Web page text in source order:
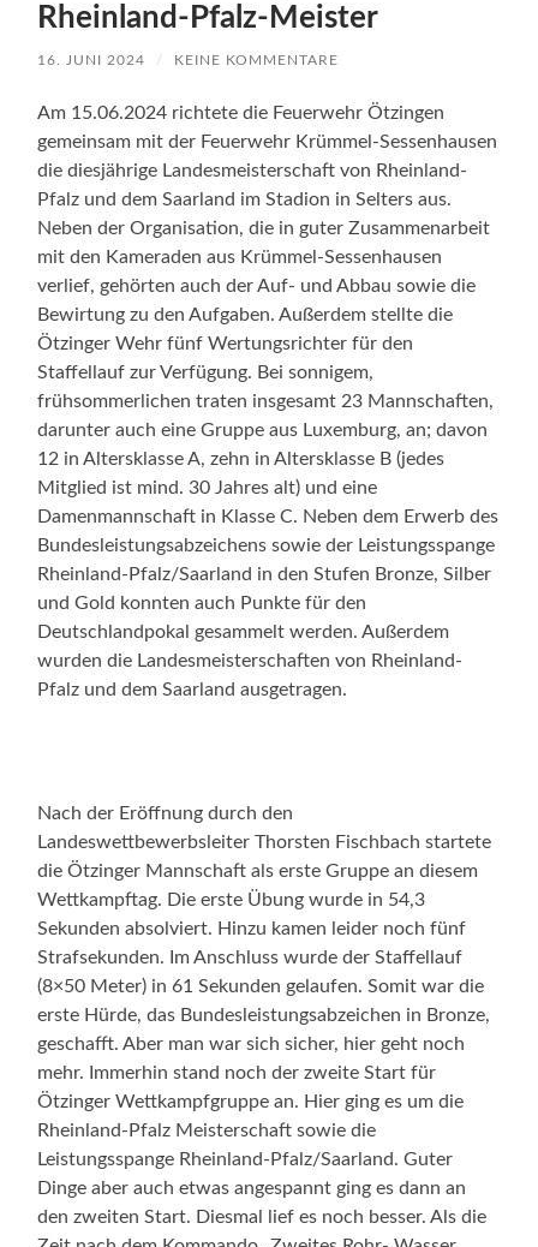
Rheinland-Pfalz-Meister
16. JUNI 2024 / KEINE KOMMENTARE
Am 15.06.2024 richtete die Feuerwehr Ötzingen
gemeinsam mit der Feuerwehr Krümmel-Sessenhausen
die diesjährige Landesmeisterschaft von Rheinland-
Pfalz und dem Saarland im Stadion in Selters aus.
Neben der Organisation, die in guter Zusammenarbeit
mit den Kameraden aus Krümmel-Sessenhausen
verlief, gehörten auch der Auf- und Abbau sowie die
Bewirtung zu den Aufgaben. Außerdem stellte die
Ötzinger Wehr fünf Wertungsrichter für den
Staffellauf zur Verfügung. Bei sonnigem,
frühsommerlichen traten insgesamt 23 Mannschaften,
darunter auch eine Gruppe aus Luxemburg, an; davon
12 in Altersklasse A, zehn in Altersklasse B (jedes
Mitglied ist mind. 30 Jahres alt) und eine
Damenmannschaft in Klasse C. Neben dem Erwerb des
Bundesleistungsabzeichens sowie der Leistungsspange
Rheinland-Pfalz/Saarland in den Stufen Bronze, Silber
und Gold konnten auch Punkte für den
Deutschlandpokal gesammelt werden. Außerdem
wurden die Landesmeisterschaften von Rheinland-
Pfalz und dem Saarland ausgetragen.
Nach der Eröffnung durch den
Landeswettbewerbsleiter Thorsten Fischbach startete
die Ötzinger Mannschaft als erste Gruppe an diesem
Wettkampftag. Die erste Übung wurde in 54,3
Sekunden absolviert. Hinzu kamen leider noch fünf
Strafsekunden. Im Anschluss wurde der Staffellauf
(8×50 Meter) in 61 Sekunden gelaufen. Somit war die
erste Hürde, das Bundesleistungsabzeichen in Bronze,
geschafft. Aber man war sich sicher, hier geht noch
mehr. Immerhin stand noch der zweite Start für
Ötzinger Wettkampfgruppe an. Hier ging es um die
Rheinland-Pfalz Meisterschaft sowie die
Leistungsspange Rheinland-Pfalz/Saarland. Guter
Dinge aber auch etwas angespannt ging es dann an
den zweiten Start. Diesmal lief es noch besser. Als die